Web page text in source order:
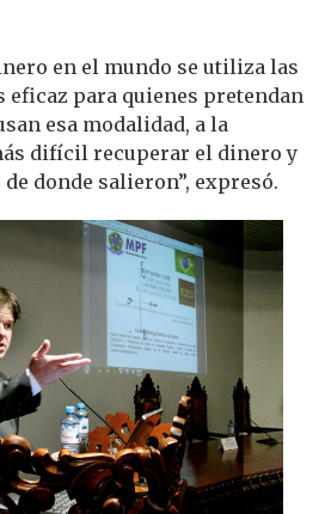
en el mundo se utiliza las
eficaz para quienes pretendan
esa modalidad, a la
difícil recuperar el dinero y
donde salieron”, expresó.